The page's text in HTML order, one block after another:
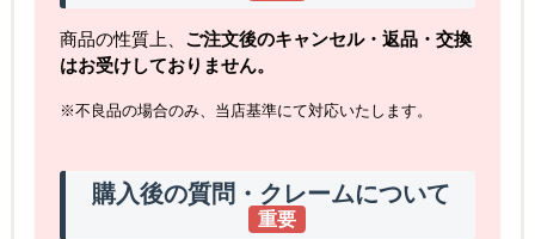
商品の性質上、 ご注文後のキャンセル・返品・交換
はお受けしておりません。
※不良品の場合のみ、当店基準にて対応いたします。
購入後の質問・クレームについて
重要